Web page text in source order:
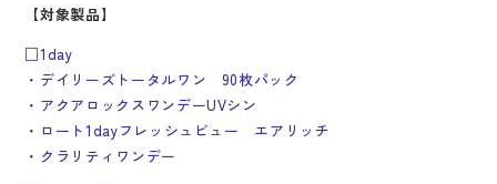
【対象製品】
□1day
・デイリーズトータルワン 90枚パック
・アクアロックスワンデーUVシン
・ロート1dayフレッシュビュー エアリッチ
・クラリティワンデー